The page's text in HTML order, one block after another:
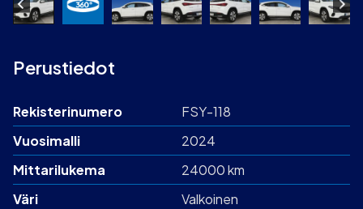
Perustiedot
Rekisterinumero
FSY-118
Vuosimalli
2024
Mittarilukema
24000 km
Väri
Valkoinen